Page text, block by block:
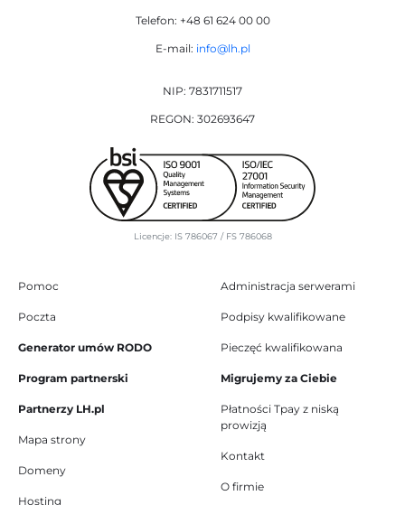
Telefon: +48 61 624 00 00
E-mail: info@lh.pl
NIP: 7831711517
REGON: 302693647
Licencje: IS 786067 / FS 786068
Pomoc
Poczta
Generator umów RODO
Program partnerski
Partnerzy LH.pl
Mapa strony
Domeny
Hosting
Administracja serwerami
Podpisy kwalifikowane
Pieczęć kwalifikowana
Migrujemy za Ciebie
Płatności Tpay z niską
prowizją
Kontakt
O firmie